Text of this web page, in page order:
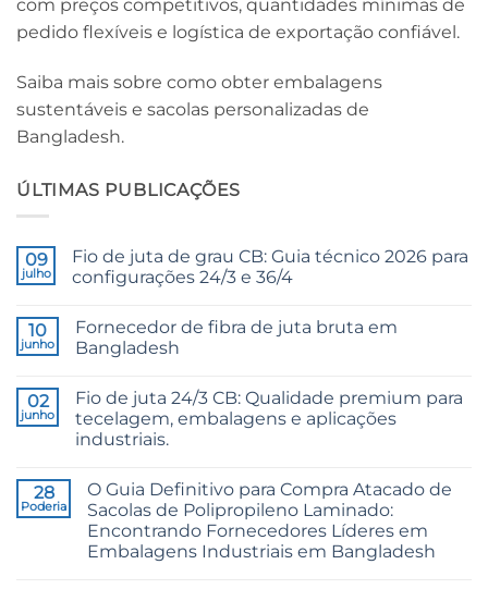
com preços competitivos, quantidades mínimas de
pedido flexíveis e logística de exportação confiável.
Saiba mais sobre como obter embalagens
sustentáveis ​​e sacolas personalizadas de
Bangladesh.
ÚLTIMAS PUBLICAÇÕES
09
julho
Fio de juta de grau CB: Guia técnico 2026 para
configurações 24/3 e 36/4
em
CB
Grade
The
Technical
2026
Guide
and
36/4
Configurations
10
junho
Fornecedor de fibra de juta bruta em
Bangladesh
em
Raw
Jute
Fibre
02
junho
Fio de juta 24/3 CB: Qualidade premium para
tecelagem, embalagens e aplicações
industriais.
em
24/3
CB
Grade
Jute
Yarn:
28
Poderia
O Guia Definitivo para Compra Atacado de
Sacolas de Polipropileno Laminado:
Encontrando Fornecedores Líderes em
Embalagens Industriais em Bangladesh